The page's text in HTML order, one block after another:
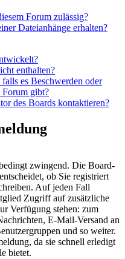
Forum zulässig?
Dateianhänge erhalten?
enthalten?
es Beschwerden oder
Forum gibt?
des Boards kontaktieren?
zwingend. Die Board-
ob Sie registriert
Auf jeden Fall
Zugriff auf zusätzliche
Verfügung stehen: zum
E-Mail-Versand an
und so weiter.
da sie schnell erledigt
bietet.